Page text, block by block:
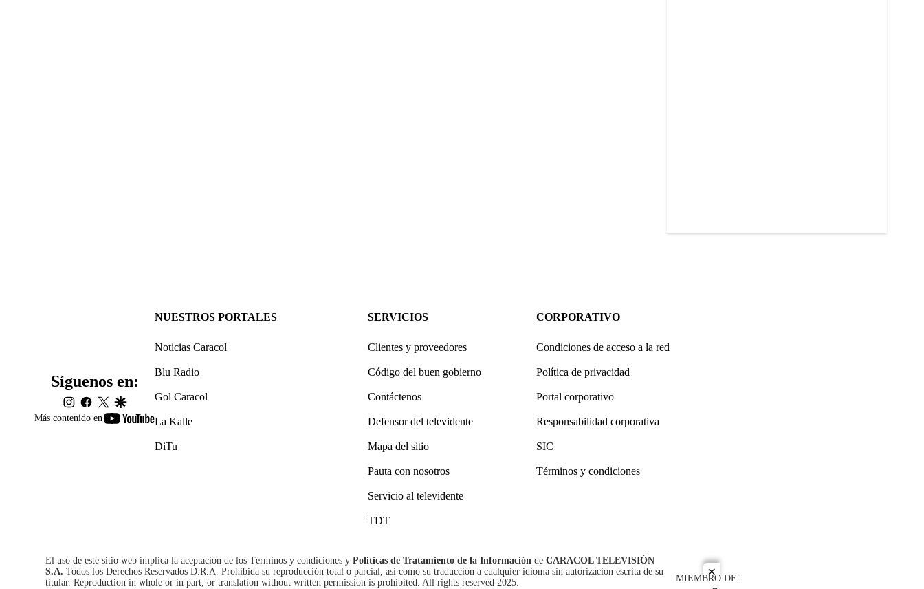
close
Más contenido en
youtube-
Síguenos en:
instagram
facebook
twittergoogle
NUESTROS PORTALES
Noticias Caracol
Blu Radio
Gol Caracol
La Kalle
DiTu
SERVICIOS
Clientes y proveedores
Código del buen gobierno
Contáctenos
Defensor del televidente
Mapa del sitio
Pauta con nosotros
Servicio al televidente
TDT
CORPORATIVO
Condiciones de acceso a la red
Política de privacidad
Portal corporativo
Responsabilidad corporativa
SIC
Términos y condiciones
El uso de este sitio web implica la aceptación de los Términos y condiciones y Políticas de Tratamiento de la Información de CARACOL TELEVISIÓN
S.A. Todos los Derechos Reservados D.R.A. Prohibida su reproducción total o parcial, así como su traducción a cualquier idioma sin autorización escrita de su
titular. Reproduction in whole or in part, or translation without written permission is prohibited. All rights reserved 2025.
MIEMBRO DE: